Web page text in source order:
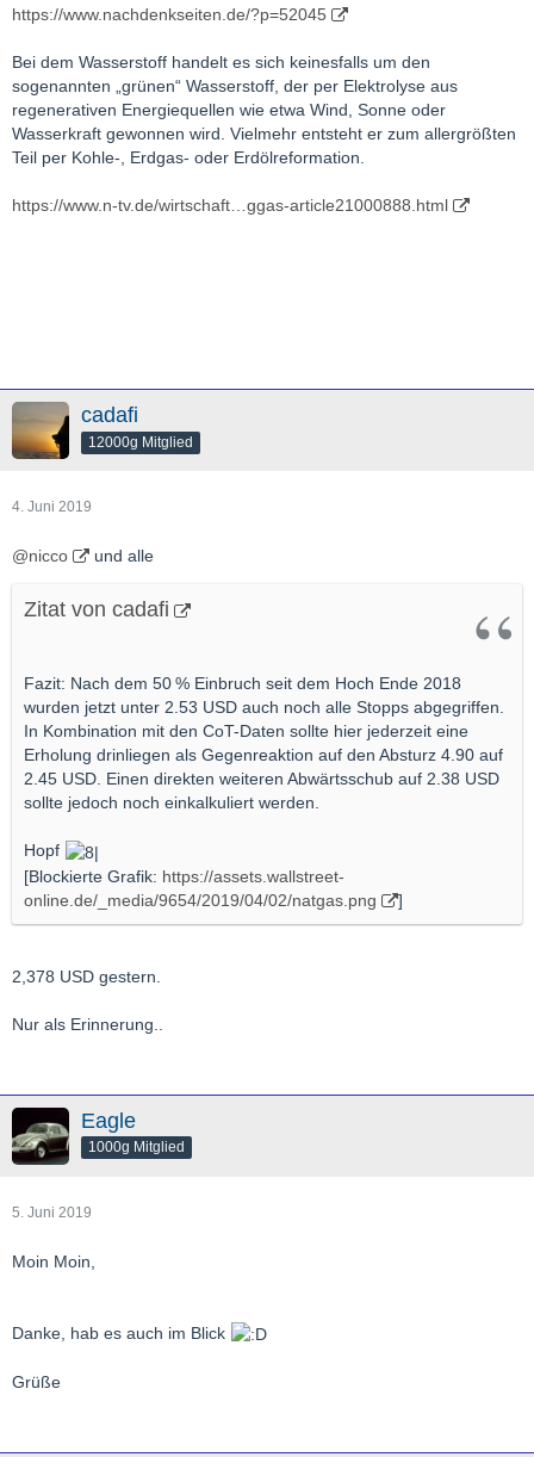
https://www.nachdenkseiten.de/?p=52045
Bei dem Wasserstoff handelt es sich keinesfalls um den
sogenannten „grünen“ Wasserstoff, der per Elektrolyse aus
regenerativen Energiequellen wie etwa Wind, Sonne oder
Wasserkraft gewonnen wird. Vielmehr entsteht er zum allergrößten
Teil per Kohle-, Erdgas- oder Erdölreformation.
https://www.n-tv.de/wirtschaft…ggas-article21000888.html
cadafi
12000g Mitglied
4. Juni 2019
@nicco und alle
Zitat von cadafi
Fazit: Nach dem 50 % Einbruch seit dem Hoch Ende 2018
wurden jetzt unter 2.53 USD auch noch alle Stopps abgegriffen.
In Kombination mit den CoT-Daten sollte hier jederzeit eine
Erholung drinliegen als Gegenreaktion auf den Absturz 4.90 auf
2.45 USD. Einen direkten weiteren Abwärtsschub auf 2.38 USD
sollte jedoch noch einkalkuliert werden.
Hopf
[Blockierte Grafik: https://assets.wallstreet-
online.de/_media/9654/2019/04/02/natgas.png
]
2,378 USD gestern.
Nur als Erinnerung..
Eagle
1000g Mitglied
5. Juni 2019
Moin Moin,
Danke, hab es auch im Blick
Grüße